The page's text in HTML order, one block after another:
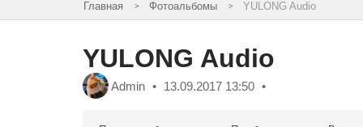
Фотоальбомы YULONG Audio
YULONG Audio
Admin 13.09.2017 13:50